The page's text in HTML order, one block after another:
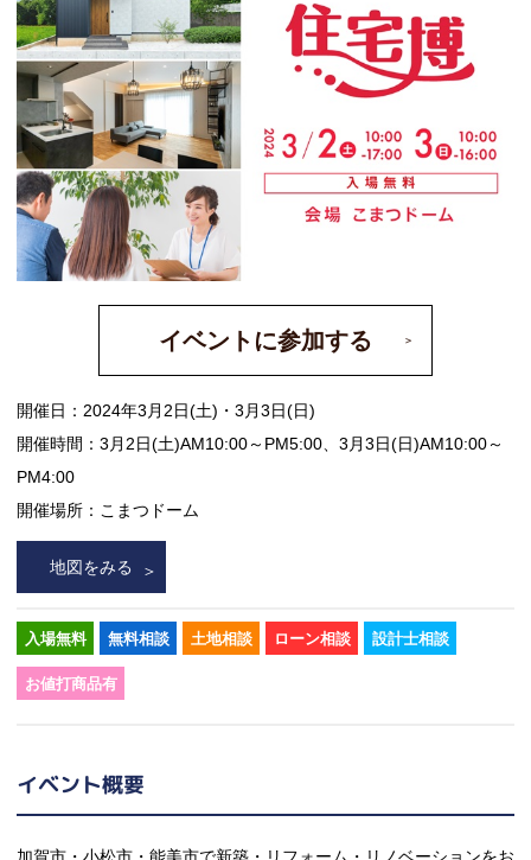
イベントに参加する
開催日：2024年3月2日(土)・3月3日(日)
開催時間：3月2日(土)AM10:00～PM5:00、3月3日(日)AM10:00～
PM4:00
開催場所：こまつドーム
地図をみる
入場無料 無料相談 土地相談 ローン相談 設計士相談
お値打商品有
イベント概要
加賀市・小松市・能美市で新築・リフォーム・リノベーションをお